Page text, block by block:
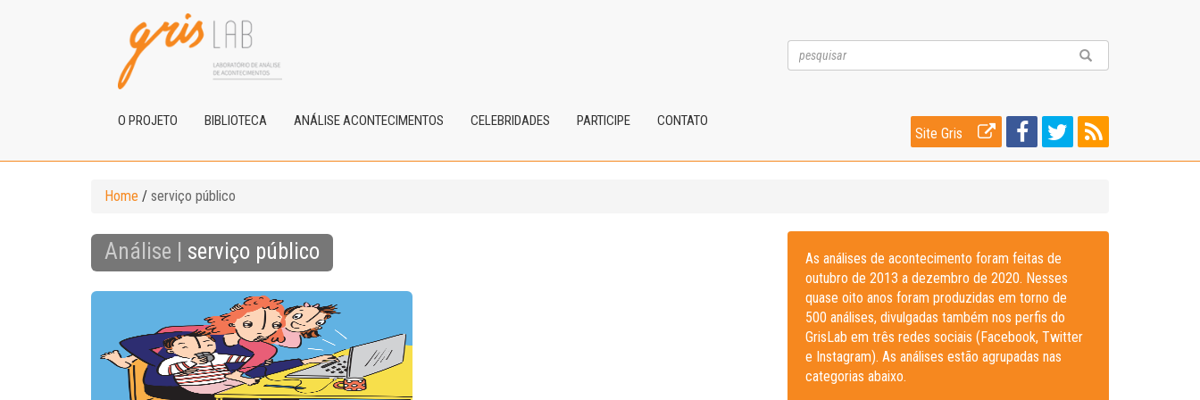
O PROJETO BIBLIOTECA ANÁLISE ACONTECIMENTOS CELEBRIDADES PARTICIPE CONTATO
Site Gris
Home / serviço público
Análise | serviço público
As análises de acontecimento foram feitas de
outubro de 2013 a dezembro de 2020. Nesses
quase oito anos foram produzidas em torno de
500 análises, divulgadas também nos perfis do
GrisLab em três redes sociais (Facebook, Twitter
e Instagram). As análises estão agrupadas nas
categorias abaixo.